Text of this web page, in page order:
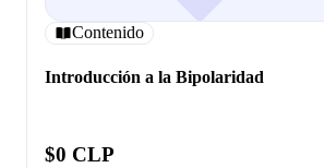
Contenido
Introducción a la Bipolaridad
$0 CLP